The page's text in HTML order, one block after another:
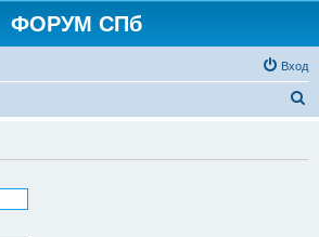
ФОРУМ СПб
Вход